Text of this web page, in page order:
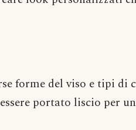
forme del viso e tipi di
portato liscio per